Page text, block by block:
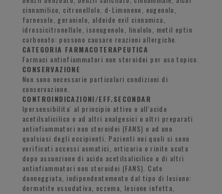
cinnamilico, citronellolo, d-Limonene, eugenolo,
farnesolo, geraniolo, aldeide exil cinnamica,
idrossicitronellale, isoeugenolo, linalolo, metil eptin
carbonato: possono causare reazioni allergiche.
CATEGORIA FARMACOTERAPEUTICA
Farmaci antinfiammatori non steroidei per uso topico.
CONSERVAZIONE
Non sono necessarie particolari condizioni di
conservazione.
CONTROINDICAZIONI/EFF.SECONDAR
Ipersensibilita' al principio attivo o all'acido
acetilsalicilico o ad altri analgesici o altri preparati
antinfiammatori non steroidei (FANS) o ad uno
qualsiasi degli eccipienti. Pazienti nei quali si sono
verificati accessi asmatici, orticaria o rinite acuta
dopo assunzione di acido acetilsalicilico o di altri
antinfiammatori non steroidei (FANS). Cute
danneggiata, indipendentemente dal tipo di lesione:
dermatite essudativa, eczema, lesione infetta,